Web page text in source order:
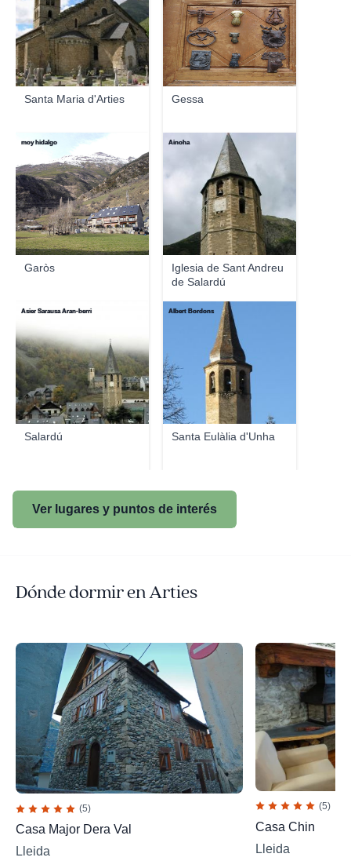
Santa Maria d'Arties Gessa
Garòs
moy hidalgo
Iglesia de Sant Andreu
de Salardú
Ainoha
Salardú
Asier Sarausa Aran-berri
Santa Eulàlia d'Unha
Albert Bordons
Ver lugares y puntos de interés
Dónde dormir en Arties
(5)
Casa Major Dera Val
Lleida
(5)
Casa Chin
Lleida